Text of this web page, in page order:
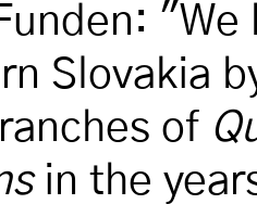
Slovakia
of
in the